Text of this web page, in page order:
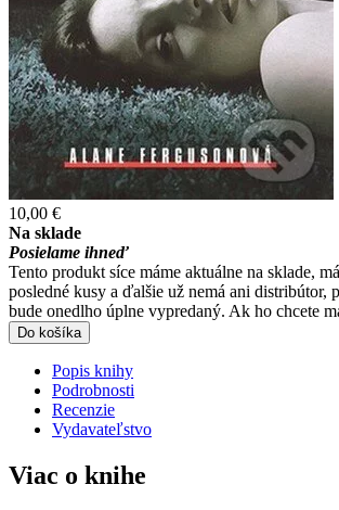
10,00 €
Na sklade
Posielame ihneď
Tento produkt síce máme aktuálne na sklade,
posledné kusy a ďalšie už nemá ani distribútor,
bude onedlho úplne vypredaný. Ak ho chcete
Do košíka
Popis knihy
Podrobnosti
Recenzie
Vydavateľstvo
Viac o knihe